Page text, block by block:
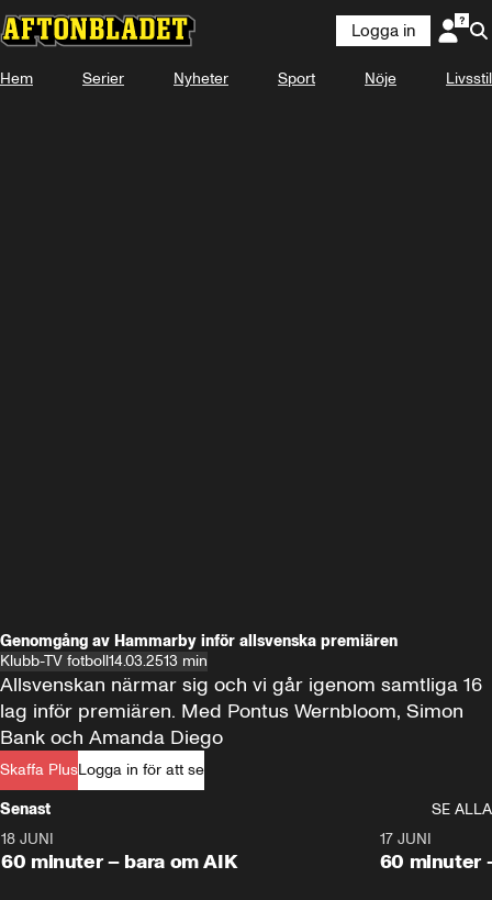
Logga in
Logga in
Hem Serier Nyheter Sport Nöje Livsstil
Genomgång av Hammarby inför allsvenska premiären
Klubb-TV fotboll14.03.2513 min
Skaffa PlusLogga in för att se
Allsvenskan närmar sig och vi går igenom samtliga 16
lag inför premiären. Med Pontus Wernbloom, Simon
Bank och Amanda Diego
Senast
SE ALLA
Plus
18 JUNI
60 minuter – bara om AIK
Plus
17 JUNI
60 minuter